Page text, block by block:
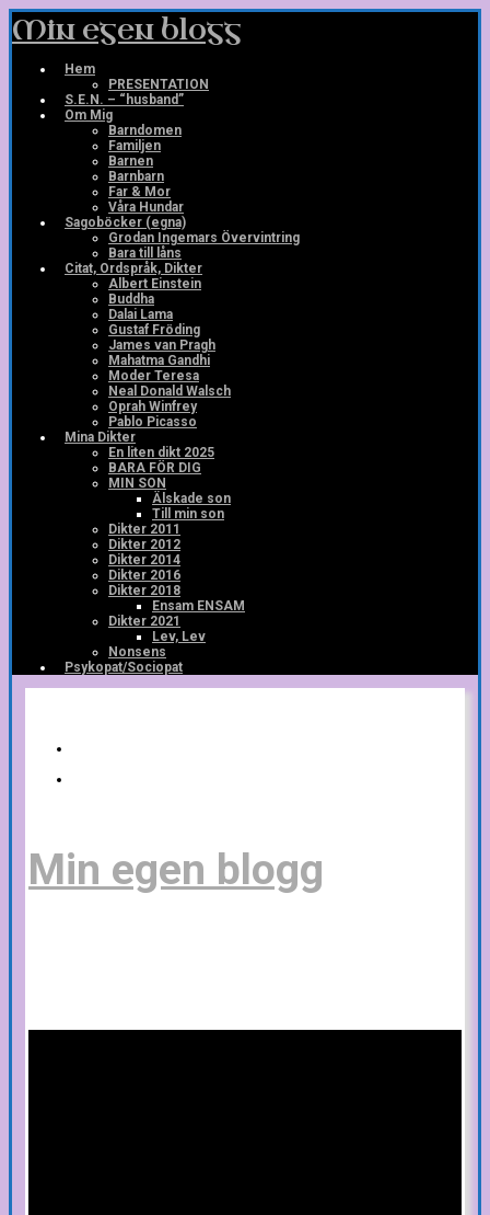
Skip
to
content
Min egen blogg
Hem
PRESENTATION
S.E.N. – “husband”
Om Mig
Barndomen
Familjen
Barnen
Barnbarn
Far & Mor
Våra Hundar
Sagoböcker (egna)
Grodan Ingemars Övervintring
Bara till låns
Citat, Ordspråk, Dikter
Albert Einstein
Buddha
Dalai Lama
Gustaf Fröding
James van Pragh
Mahatma Gandhi
Moder Teresa
Neal Donald Walsch
Oprah Winfrey
Pablo Picasso
Mina Dikter
En liten dikt 2025
BARA FÖR DIG
MIN SON
Älskade son
Till min son
Dikter 2011
Dikter 2012
Dikter 2014
Dikter 2016
Dikter 2018
Ensam ENSAM
Dikter 2021
Lev, Lev
Nonsens
Psykopat/Sociopat
Min egen blogg